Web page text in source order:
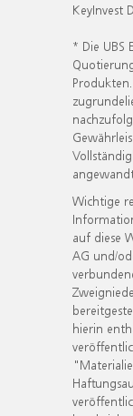
KeyInvest
* Die UBS
Wichtige
auf diese
AG und/
hierin